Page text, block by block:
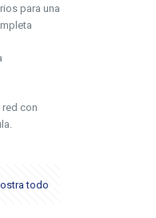
para una
con
todo